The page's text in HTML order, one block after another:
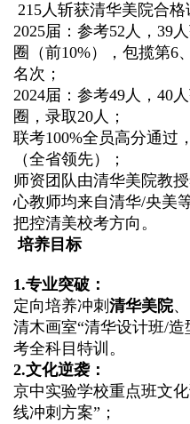
215人斩获清华美院合
2025届：参考52 人， 39
圈（前10%），包揽第6、
名次；
2024届：参考49人， 40
圈，录取20人；
联考100%全员高分通过，
（全省领先）；
师资团队由清华美院教
心教师均来自清华/央美
把控清美校考方向。
培养目标
1.专业突破：
定向培养冲刺 清华美院、
清木画室“清华设计班/造
考全科目特训。
2.文化逆袭：
京中实验学校重点班文
线冲刺方案” ；